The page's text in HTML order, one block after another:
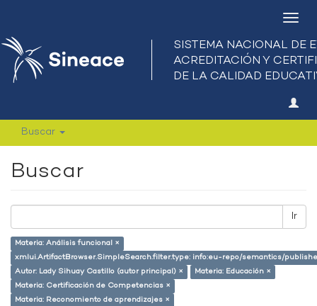
Buscar
Buscar
Ir
Materia: Análisis funcional ×
xmlui.ArtifactBrowser.SimpleSearch.filter.type: info:eu-repo/semantics/
Autor: Lady Sihuay Castillo (autor principal) ×
Materia: Educación ×
Materia: Certificación de Competencias ×
Materia: Reconomiento de aprendizajes ×